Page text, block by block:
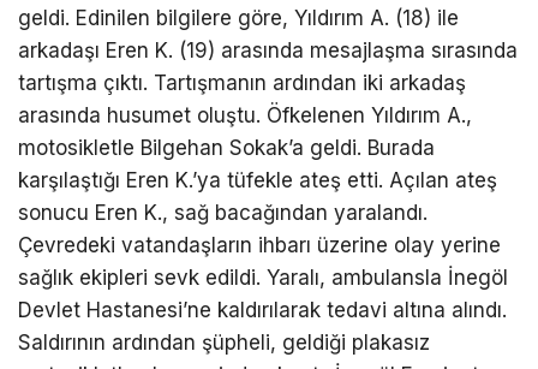
geldi. Edinilen bilgilere göre, Yıldırım A. (18) ile
arkadaşı Eren K. (19) arasında mesajlaşma sırasında
tartışma çıktı. Tartışmanın ardından iki arkadaş
arasında husumet oluştu. Öfkelenen Yıldırım A.,
motosikletle Bilgehan Sokak’a geldi. Burada
karşılaştığı Eren K.’ya tüfekle ateş etti. Açılan ateş
sonucu Eren K., sağ bacağından yaralandı.
Çevredeki vatandaşların ihbarı üzerine olay yerine
sağlık ekipleri sevk edildi. Yaralı, ambulansla İnegöl
Devlet Hastanesi’ne kaldırılarak tedavi altına alındı.
Saldırının ardından şüpheli, geldiği plakasız